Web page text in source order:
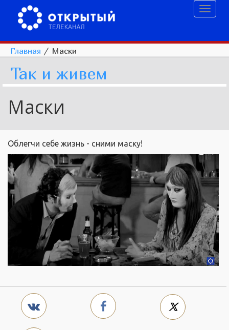
Главная / Маски
Так и живем
Маски
Облегчи себе жизнь - сними маску!